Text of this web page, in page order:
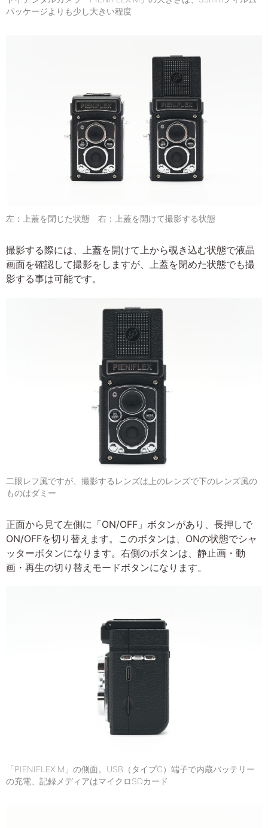
パッケージよりも少し大きい程度
左：上蓋を閉じた状態 右：上蓋を開けて撮影する状態
撮影する際には、上蓋を開けて上から覗き込む状態で液晶
画面を確認して撮影をしますが、上蓋を閉めた状態でも撮
影する事は可能です。
二眼レフ風ですが、撮影するレンズは上のレンズで下のレンズ風の
ものはダミー
正面から見て左側に「ON/OFF」ボタンがあり、長押しで
ON/OFFを切り替えます。このボタンは、ONの状態でシャ
ッターボタンになります。右側のボタンは、静止画・動
画・再生の切り替えモードボタンになります。
「PIENIFLEX M」の側面。USB（タイプC）端子で内蔵バッテリー
の充電、記録メディアはマイクロSDカード